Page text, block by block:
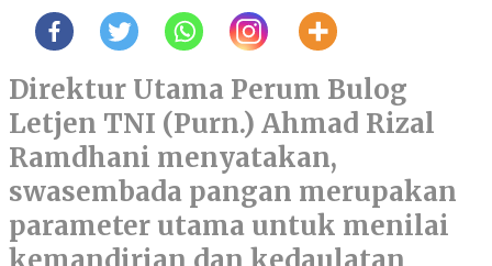
Direktur Utama Perum Bulog
Letjen TNI (Purn.) Ahmad Rizal
Ramdhani menyatakan,
swasembada pangan merupakan
parameter utama untuk menilai